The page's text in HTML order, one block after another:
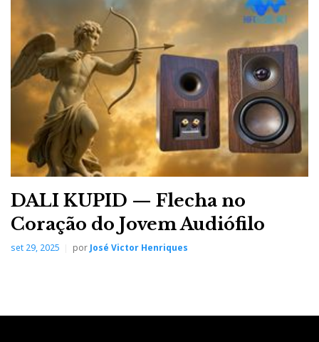
DALI KUPID — Flecha no
Coração do Jovem Audiófilo
set 29, 2025 porJosé Victor Henriques